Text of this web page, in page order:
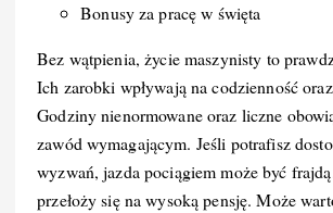
Bonusy za pracę w święta
Bez wątpienia, życie maszynisty to
Ich zarobki wpływają na codzienność
Godziny nienormowane oraz liczne
zawód wymagającym. Jeśli potrafisz
wyzwań, jazda pociągiem może być
przełoży się na wysoką pensję. Może